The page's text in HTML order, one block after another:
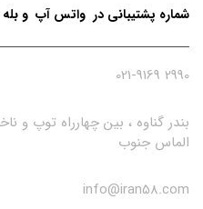
شماره پشتیبانی در واتس آپ و بله
2990 021-9169
الماس جنوب
info@iran58.com